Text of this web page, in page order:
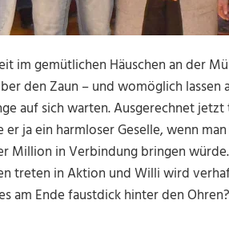
im gemütlichen Häuschen an der
den Zaun – und womöglich lassen
auf sich warten. Ausgerechnet
ja ein harmloser Geselle, wenn
Million in Verbindung bringen
treten in Aktion und Willi wird
am Ende faustdick hinter den Ohren?